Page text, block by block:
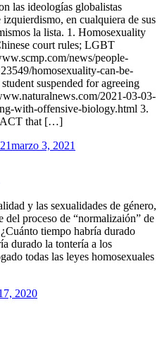
las ideologías globalistas
en cualquiera de sus
la lista. 1. Homosexuality
court rules; LGBT
news/people-
homosexuality-can-be-
suspended for agreeing
2021-03-03-
with-offensive-biology.html 3.
that […]
marzo 3, 2021
y las sexualidades de género,
del proceso de “normalizaión” de
tiempo habría durado
durado la tontería a los
todas las leyes homosexuales
2020